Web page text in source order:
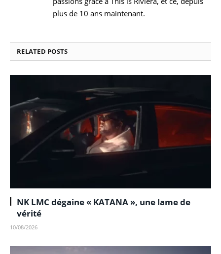
plus de 10 ans maintenant.
RELATED POSTS
NK LMC dégaine « KATANA », une lame de
vérité
10/08/2026